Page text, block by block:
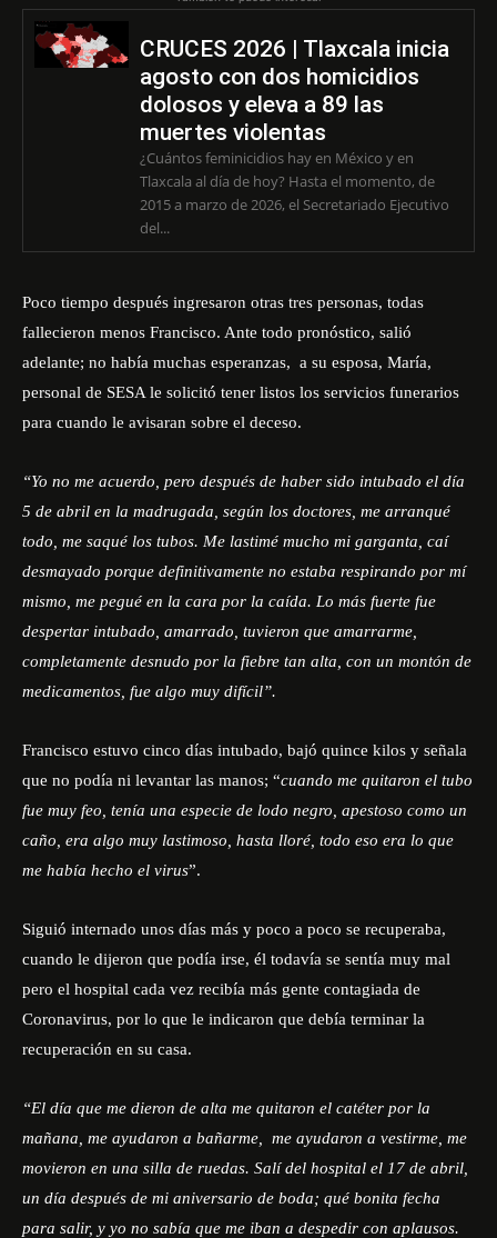
CRUCES 2026 | Tlaxcala inicia
agosto con dos homicidios
dolosos y eleva a 89 las
muertes violentas
¿Cuántos feminicidios hay en México y en
Tlaxcala al día de hoy? Hasta el momento, de
2015 a marzo de 2026, el Secretariado Ejecutivo
del...
Poco tiempo después ingresaron otras tres personas, todas
fallecieron menos Francisco. Ante todo pronóstico, salió
adelante; no había muchas esperanzas, a su esposa, María,
personal de SESA le solicitó tener listos los servicios funerarios
para cuando le avisaran sobre el deceso.
“Yo no me acuerdo, pero después de haber sido intubado el día
5 de abril en la madrugada, según los doctores, me arranqué
todo, me saqué los tubos. Me lastimé mucho mi garganta, caí
desmayado porque definitivamente no estaba respirando por mí
mismo, me pegué en la cara por la caída. Lo más fuerte fue
despertar intubado, amarrado, tuvieron que amarrarme,
completamente desnudo por la fiebre tan alta, con un montón de
medicamentos, fue algo muy difícil”.
Francisco estuvo cinco días intubado, bajó quince kilos y señala
que no podía ni levantar las manos; “cuando me quitaron el tubo
fue muy feo, tenía una especie de lodo negro, apestoso como un
caño, era algo muy lastimoso, hasta lloré, todo eso era lo que
me había hecho el virus”.
Siguió internado unos días más y poco a poco se recuperaba,
cuando le dijeron que podía irse, él todavía se sentía muy mal
pero el hospital cada vez recibía más gente contagiada de
Coronavirus, por lo que le indicaron que debía terminar la
recuperación en su casa.
“El día que me dieron de alta me quitaron el catéter por la
mañana, me ayudaron a bañarme,
me ayudaron a vestirme, me
movieron en una silla de ruedas. Salí del hospital el 17 de abril,
un día después de mi aniversario de boda; qué bonita fecha
para salir, y yo no sabía que me iban a despedir con aplausos.